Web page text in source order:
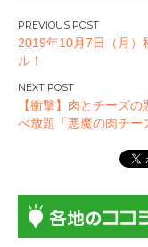
投
稿
ナ
ビ
ゲ
ン
2019年10月7日（月）
ル！
【衝撃】肉とチーズ
べ放題「悪魔の肉チー